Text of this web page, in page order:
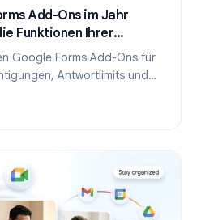
Add-Ons im Jahr
Funktionen Ihrer
Google Forms Add-Ons für
Antwortlimits und
Add-Ons im Jahr 2026: